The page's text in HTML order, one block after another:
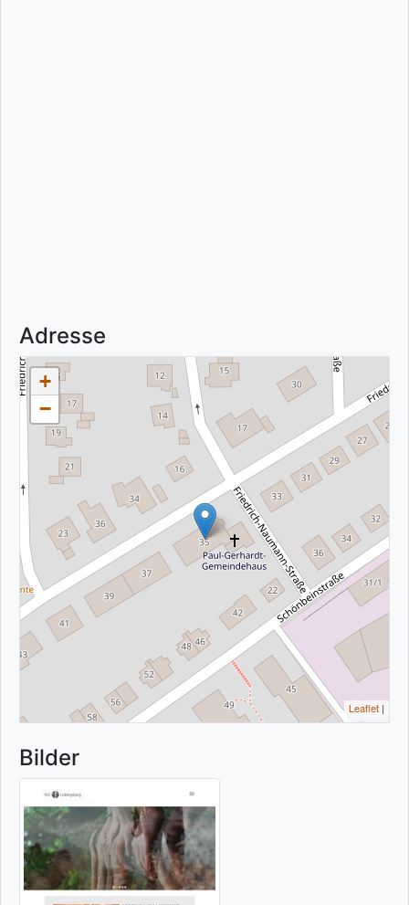
Adresse
+
−
Leaflet |
Bilder